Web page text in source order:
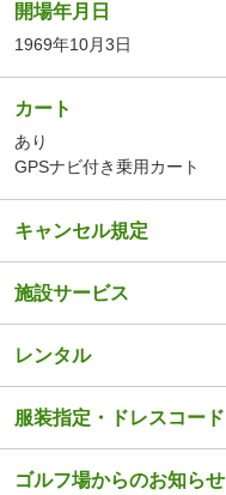
開場年月日
1969年10月3日
カート
あり
GPSナビ付き乗用カート
キャンセル規定
施設サービス
レンタル
服装指定・ドレスコード
ゴルフ場からのお知らせ